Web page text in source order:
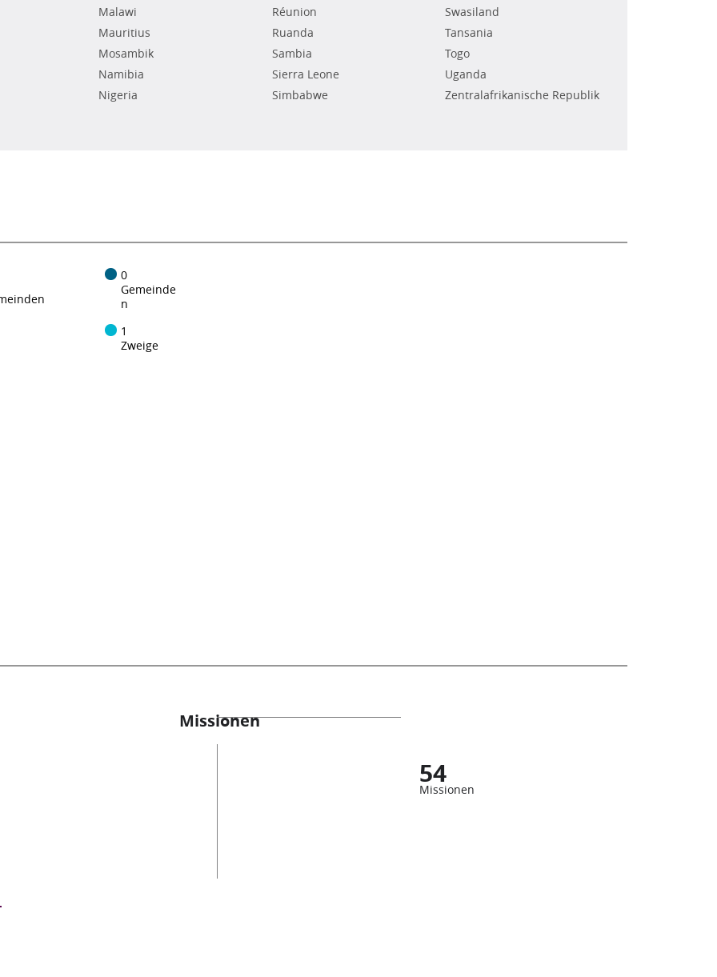
Malawi
Mauritius
Mosambik
Namibia
Nigeria
Réunion
Ruanda
Sambia
Sierra Leone
Simbabwe
Swasiland
Tansania
Togo
Uganda
Zentralafrikanische Republik
0
Gemeinde
n
1
Zweige
Missionen
54
Missionen